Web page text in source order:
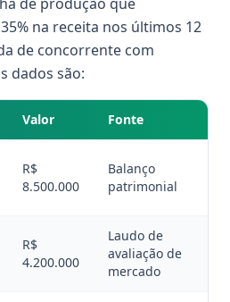
na receita nos últimos 12
de concorrente com
dados são:
Valor Fonte
R$
8.500.000
Balanço
patrimonial
R$
4.200.000
Laudo de
avaliação de
mercado